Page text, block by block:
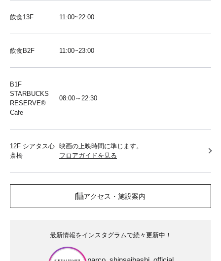
飲食13F 11:00~22:00
飲食B2F 11:00~23:00
B1F
STARBUCKS
RESERVE®︎
Cafe
08:00～22:30
12F シアタス心
斎橋
映画の上映時間に準じます。
フロアガイドを見る
アクセス・施設案内
最新情報をインスタグラムで続々更新中！